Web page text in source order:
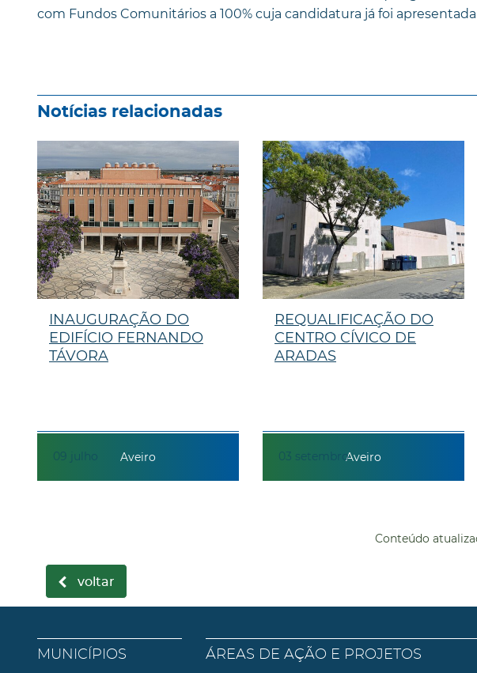
com Fundos Comunitários a 100% cuja candidatura já foi
Notícias relacionadas
09 julho
INAUGURAÇÃO DO
EDIFÍCIO FERNANDO
TÁVORA
Aveiro 03 setembro
REQUALIFICAÇÃO DO
CENTRO CÍVICO DE
ARADAS
Aveiro
Conteúdo
voltar
MUNICÍPIOS
ÁREAS DE AÇÃO E PROJETOS